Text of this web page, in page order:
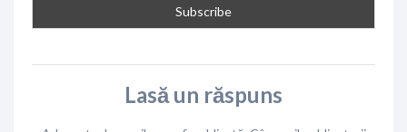
Lasă un răspuns